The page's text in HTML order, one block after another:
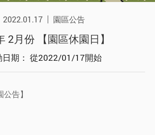
2022.01.17 園區公告
2月份 【園區休園日】
日期： 從2022/01/17開始
告】